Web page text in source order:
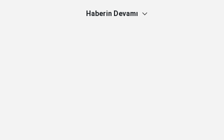
Haberin Devamı